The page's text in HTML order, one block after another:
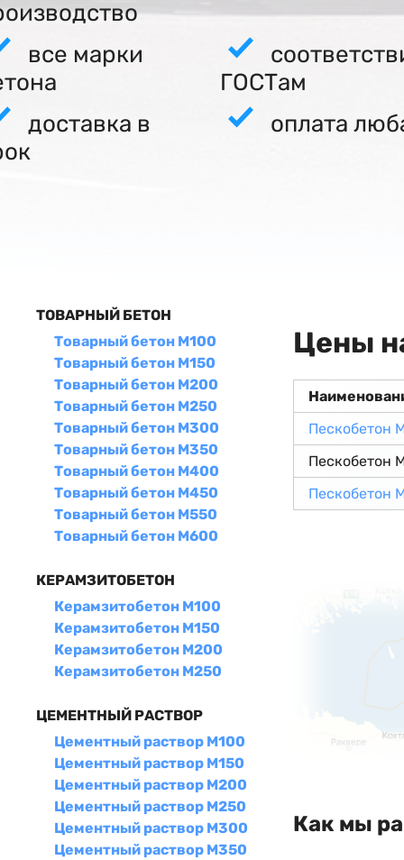
все марки
ГОСТам
доставка в
оплата
ТОВАРНЫЙ БЕТОН
Товарный бетон М100
Товарный бетон М150
Товарный бетон М200
Товарный бетон М250
Товарный бетон М300
Товарный бетон М350
Товарный бетон М400
Товарный бетон М450
Товарный бетон М550
Товарный бетон М600
КЕРАМЗИТОБЕТОН
Керамзитобетон М100
Керамзитобетон М150
Керамзитобетон М200
Керамзитобетон М250
ЦЕМЕНТНЫЙ РАСТВОР
Цементный раствор М100
Цементный раствор М150
Цементный раствор М200
Цементный раствор М250
Цементный раствор М300
Цементный раствор М350
Цены
Пескобетон
Пескобетон
Пескобетон
Как мы